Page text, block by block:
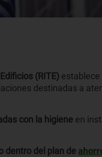
(RITE)
destinadas a
con la higiene en
dentro del plan de